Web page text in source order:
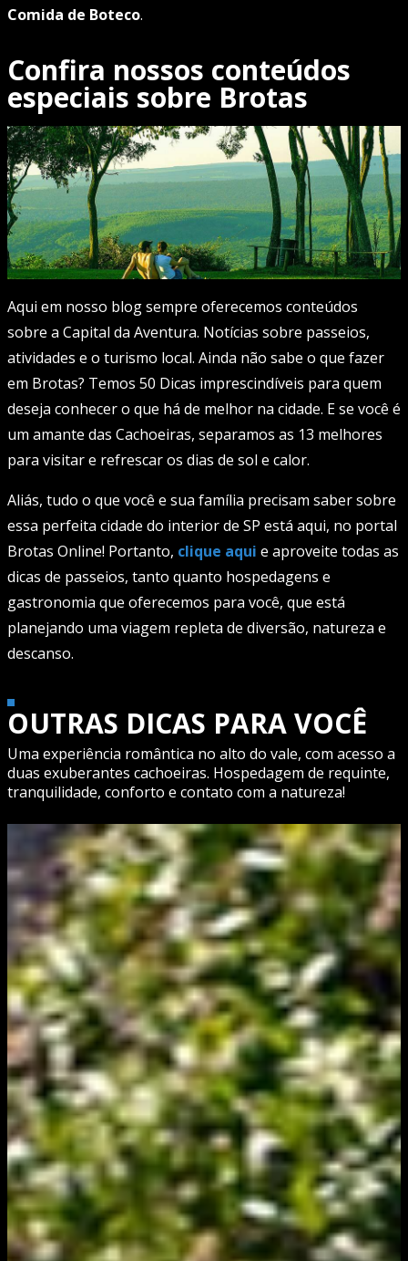
Comida de Boteco.
Confira nossos conteúdos
especiais sobre Brotas
Aqui em nosso blog sempre oferecemos conteúdos
sobre a Capital da Aventura. Notícias sobre passeios,
atividades e o turismo local. Ainda não sabe o que fazer
em Brotas? Temos 50 Dicas imprescindíveis para quem
deseja conhecer o que há de melhor na cidade. E se você é
um amante das Cachoeiras, separamos as 13 melhores
para visitar e refrescar os dias de sol e calor.
Aliás, tudo o que você e sua família precisam saber sobre
essa perfeita cidade do interior de SP está aqui, no portal
Brotas Online! Portanto, clique aqui e aproveite todas as
dicas de passeios, tanto quanto hospedagens e
gastronomia que oferecemos para você, que está
planejando uma viagem repleta de diversão, natureza e
descanso.
OUTRAS DICAS PARA VOCÊ
Uma experiência romântica no alto do vale, com acesso a
duas exuberantes cachoeiras. Hospedagem de requinte,
tranquilidade, conforto e contato com a natureza!